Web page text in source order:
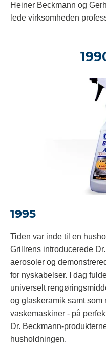
Heiner Beckmann og
lede virksomheden
1995
Tiden var inde til en
Grillrens introducerede
aerosoler og
for nyskabelser. I dag
universelt
og glaskeramik samt
vaskemaskiner - på
Dr. Beckmann-
husholdningen.